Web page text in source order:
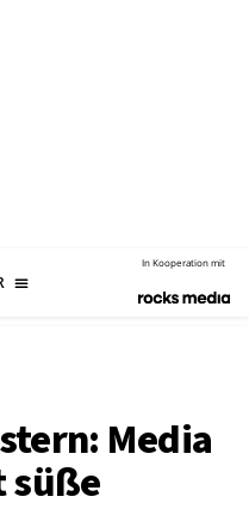
In Kooperation mit
Media
süße